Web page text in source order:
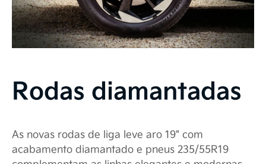
Rodas diamantadas
As novas rodas de liga leve aro 19" com
acabamento diamantado e pneus 235/55R19